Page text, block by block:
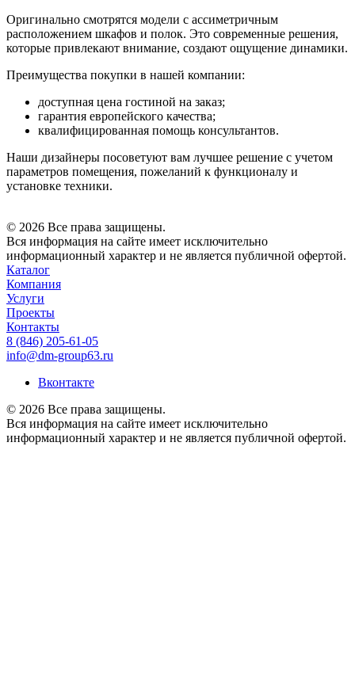
Оригинально смотрятся модели с ассиметричным
расположением шкафов и полок. Это современные решения,
которые привлекают внимание, создают ощущение динамики.
Преимущества покупки в нашей компании:
доступная цена гостиной на заказ;
гарантия европейского качества;
квалифицированная помощь консультантов.
Наши дизайнеры посоветуют вам лучшее решение с учетом
параметров помещения, пожеланий к функционалу и
установке техники.
© 2026 Все права защищены.
Вся информация на сайте имеет исключительно
информационный характер и не является публичной офертой.
Каталог
Компания
Услуги
Проекты
Контакты
8 (846) 205-61-05
info@dm-group63.ru
Вконтакте
© 2026 Все права защищены.
Вся информация на сайте имеет исключительно
информационный характер и не является публичной офертой.